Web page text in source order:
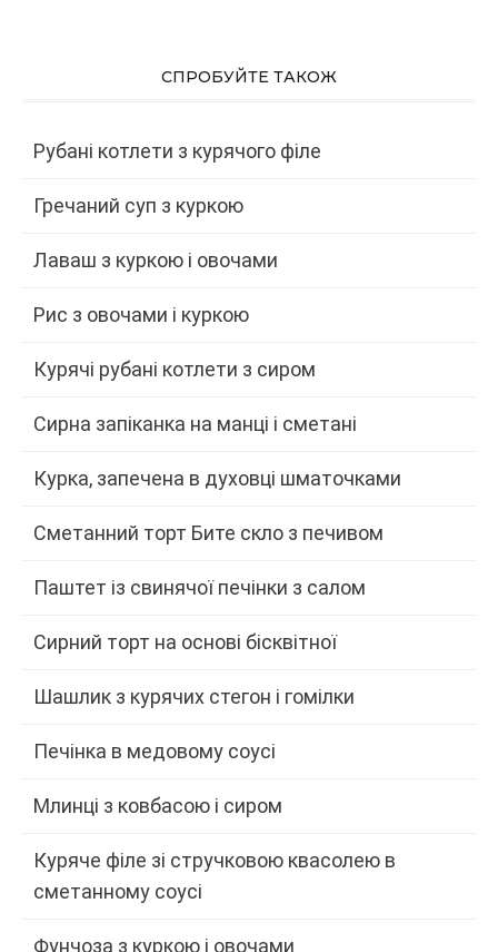
СПРОБУЙТЕ ТАКОЖ
Рубані котлети з курячого філе
Гречаний суп з куркою
Лаваш з куркою і овочами
Рис з овочами і куркою
Курячі рубані котлети з сиром
Сирна запіканка на манці і сметані
Курка, запечена в духовці шматочками
Сметанний торт Бите скло з печивом
Паштет із свинячої печінки з салом
Сирний торт на основі бісквітної
Шашлик з курячих стегон і гомілки
Печінка в медовому соусі
Млинці з ковбасою і сиром
Куряче філе зі стручковою квасолею в
сметанному соусі
Фунчоза з куркою і овочами